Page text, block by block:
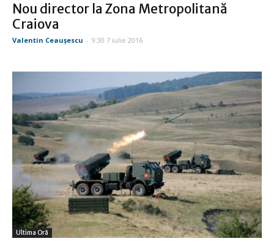
Nou director la Zona Metropolitană
Craiova
Valentin Ceauşescu - 9:30 7 iulie 2016
Ultima Oră